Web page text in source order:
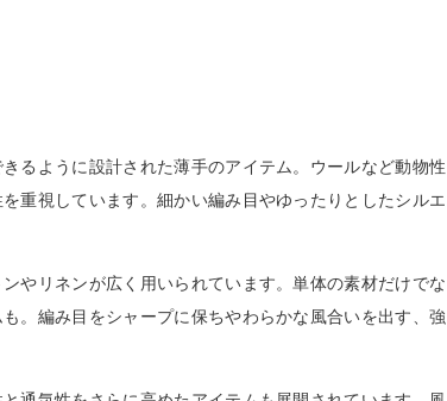
るように設計された薄手のアイテム。ウールなど動物性
重視しています。細かい編み目やゆったりとしたシルエ
やリネンが広く用いられています。単体の素材だけでな
。編み目をシャープに保ちやわらかな風合いを出す、強